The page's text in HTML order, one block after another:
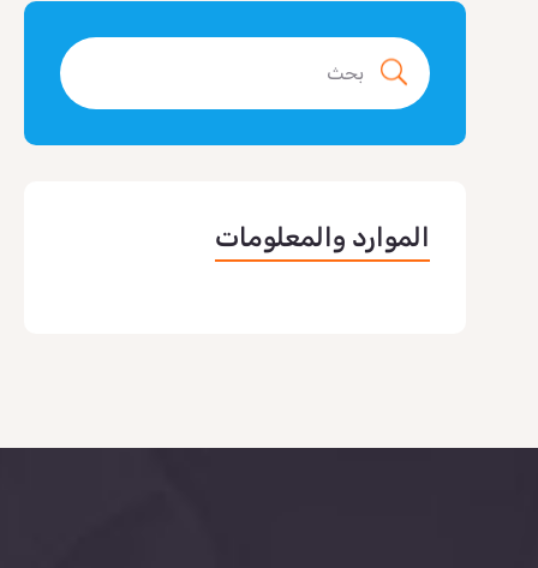
الموارد والمعلومات